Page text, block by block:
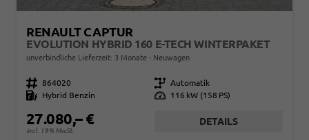
RENAULT CAPTUR
EVOLUTION HYBRID 160 E-TECH WINTERPAKET
unverbindliche Lieferzeit: 3 Monate Neuwagen
Fahrzeugnr. 864020 Getriebe Automatik
Kraftstoff
Hybrid Benzin Leistung 116 kW (158 PS)
27.080,– €
incl. 19% MwSt.
DETAILS